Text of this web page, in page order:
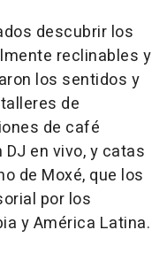
descubrir los
reclinables y
los sentidos y
de
de café
en vivo, y catas
de Moxé, que los
por los
y América Latina.